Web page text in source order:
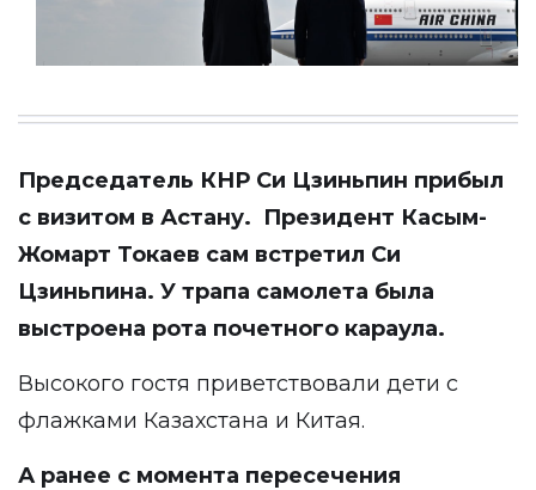
Председатель КНР Си Цзиньпин прибыл
с визитом в Астану. Президент Касым-
Жомарт Токаев сам встретил Си
Цзиньпина. У трапа самолета была
выстроена рота почетного караула.
Высокого гостя приветствовали дети с
флажками Казахстана и Китая.
А ранее с момента пересечения